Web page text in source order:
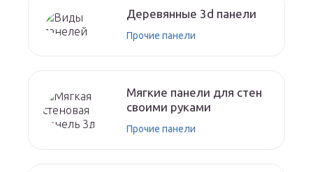
Деревянные 3d панели
Прочие панели
Мягкие панели для стен
своими руками
Прочие панели